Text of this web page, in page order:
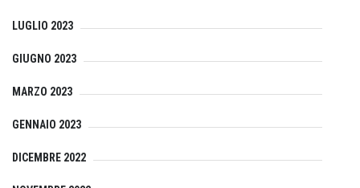
LUGLIO 2023
GIUGNO 2023
MARZO 2023
GENNAIO 2023
DICEMBRE 2022